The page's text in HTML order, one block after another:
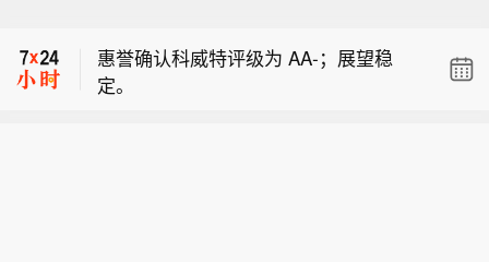
年。截至8月上旬，FOF年内的新发规模
已超过1300亿元，创出单年度FOF募资
惠誉确认科威特评级为 AA‑；展望稳
定。